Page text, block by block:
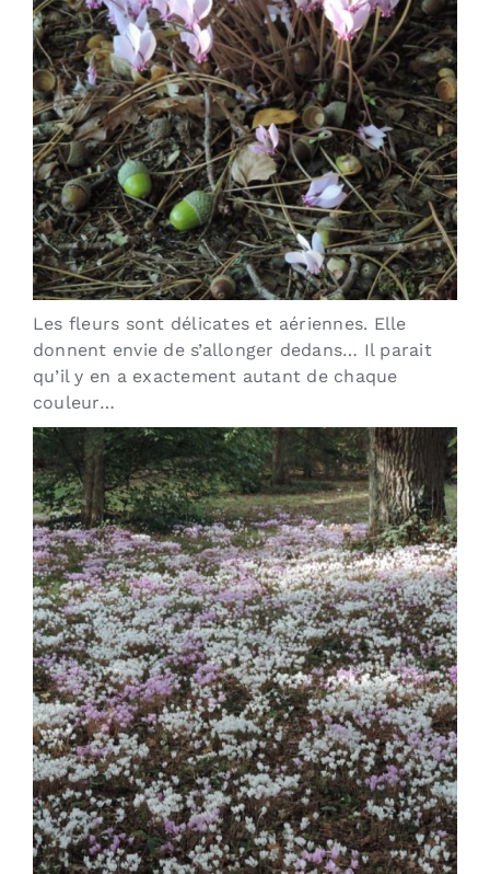
Les fleurs sont délicates et aériennes. Elle
donnent envie de s’allonger dedans… Il parait
qu’il y en a exactement autant de chaque
couleur…